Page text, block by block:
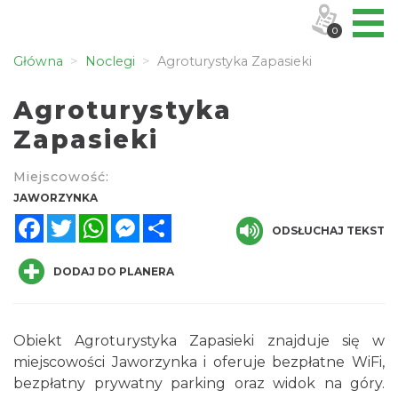
Główna Noclegi Agroturystyka Zapasieki
Agroturystyka
Zapasieki
Miejscowość:
JAWORZYNKA
FacebookTwitterWhatsAppMessenger
ODSŁUCHAJ TEKST
DODAJ DO PLANERA
Obiekt Agroturystyka Zapasieki znajduje się w
miejscowości Jaworzynka i oferuje bezpłatne WiFi,
bezpłatny prywatny parking oraz widok na góry.
0